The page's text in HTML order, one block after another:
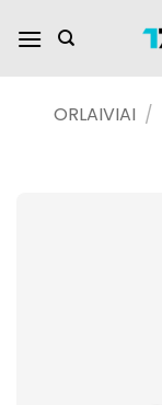
turinį
ORLAIVIAI /